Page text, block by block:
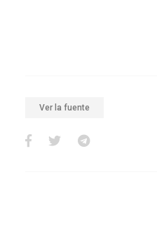
Ver la fuente